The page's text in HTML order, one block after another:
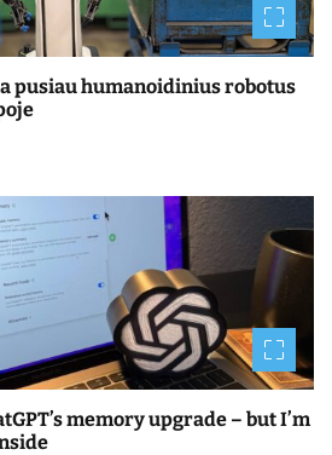
pusiau humanoidinius robotus
memory upgrade – but I’m